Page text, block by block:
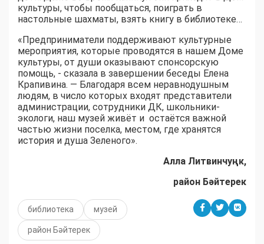
культуры, чтобы пообщаться, поиграть в
настольные шахматы, взять книгу в библиотеке…
«Предприниматели поддерживают культурные
мероприятия, которые проводятся в нашем Доме
культуры, от души оказывают спонсорскую
помощь, - сказала в завершении беседы Елена
Крапивина. — Благодаря всем неравнодушным
людям, в число которых входят представители
администрации, сотрудники ДК, школьники-
экологи, наш музей живёт и остаётся важной
частью жизни поселка, местом, где хранятся
история и душа Зеленого».
Алла Литвинчуңк,
район Бәйтерек
библиотека музей
район Бәйтерек